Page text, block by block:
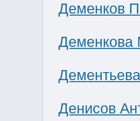
Деменков
Деменкова
Денисов